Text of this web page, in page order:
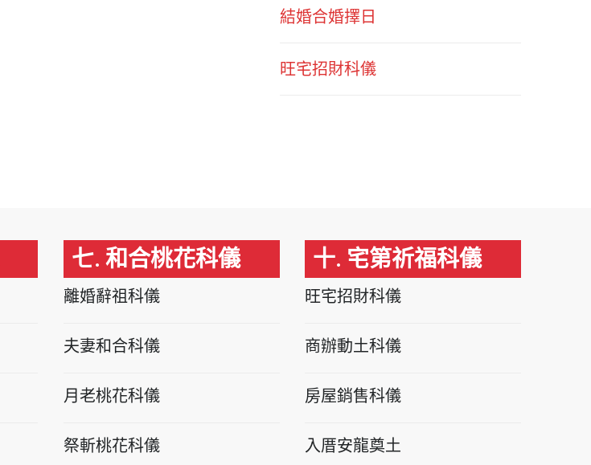
結婚合婚擇日
旺宅招財科儀
七. 和合桃花科儀
離婚辭祖科儀
夫妻和合科儀
月老桃花科儀
祭斬桃花科儀
十. 宅第祈福科儀
旺宅招財科儀
商辦動土科儀
房屋銷售科儀
入厝安龍奠土